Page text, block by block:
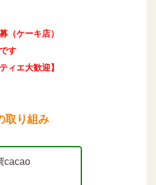
（ケーキ店）
す
ィエ大歓迎】
取り組み
cacao